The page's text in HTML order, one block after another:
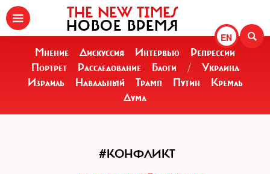
EN
THE NEW TIMES
НОВОЕ ВРЕМЯ
Мнение Дискуссия Интервью
Репрессии
Портрет
Расследование Блоги /
Украина
Израиль
Навальный Трамп Путин
Кремль
Дума
#КОНФЛИКТ